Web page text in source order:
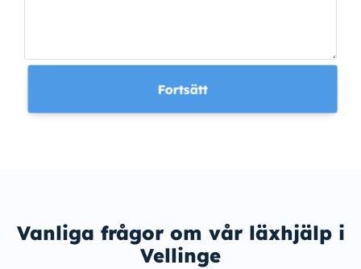
Fortsätt
Vanliga frågor om vår läxhjälp i
Vellinge